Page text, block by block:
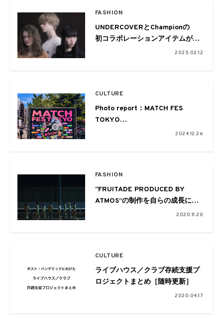
FASHION
UNDERCOVERとChampionの
初コラボレーションアイテムがロ
2025.02.12
CULTURE
Photo report：MATCH FES
TOKYO
-渋谷で未知のMATCHを楽しむ1週
2024.12.26
FASHION
“FRUITADE PRODUCED BY
ATMOS”の制作を自らの成長に
YouthQuakeのジャイアントリー
2020.11.20
CULTURE
ライブハウス／クラブ存続支援プ
ロジェクトまとめ［随時更新］
2020.04.17